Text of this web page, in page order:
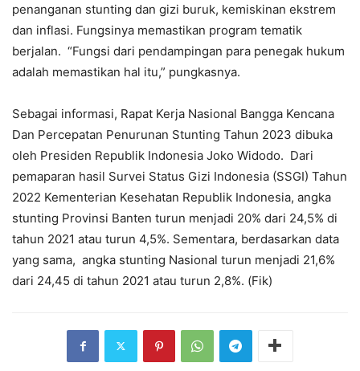
penanganan stunting dan gizi buruk, kemiskinan ekstrem
dan inflasi. Fungsinya memastikan program tematik
berjalan. “Fungsi dari pendampingan para penegak hukum
adalah memastikan hal itu,” pungkasnya.
Sebagai informasi, Rapat Kerja Nasional Bangga Kencana
Dan Percepatan Penurunan Stunting Tahun 2023 dibuka
oleh Presiden Republik Indonesia Joko Widodo. Dari
pemaparan hasil Survei Status Gizi Indonesia (SSGI) Tahun
2022 Kementerian Kesehatan Republik Indonesia, angka
stunting Provinsi Banten turun menjadi 20% dari 24,5% di
tahun 2021 atau turun 4,5%. Sementara, berdasarkan data
yang sama, angka stunting Nasional turun menjadi 21,6%
dari 24,45 di tahun 2021 atau turun 2,8%. (Fik)